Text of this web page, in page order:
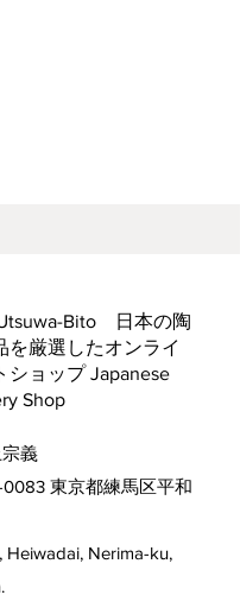
Bito 日本の陶
を厳選したオンライ
ショップ Japanese
Shop
義
0083 東京都練馬区平和
Nerima-ku,